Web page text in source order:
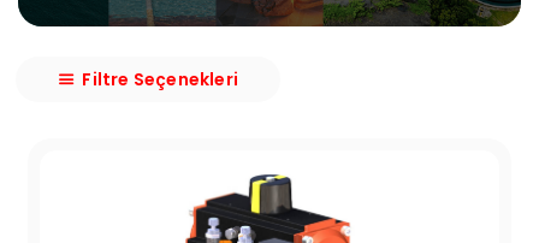
Filtre Seçenekleri